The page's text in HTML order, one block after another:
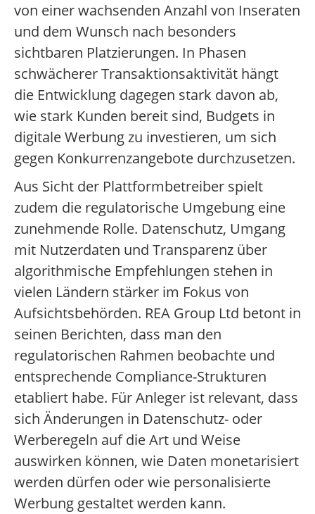
von einer wachsenden Anzahl von Inseraten
und dem Wunsch nach besonders
sichtbaren Platzierungen. In Phasen
schwächerer Transaktionsaktivität hängt
die Entwicklung dagegen stark davon ab,
wie stark Kunden bereit sind, Budgets in
digitale Werbung zu investieren, um sich
gegen Konkurrenzangebote durchzusetzen.
Aus Sicht der Plattformbetreiber spielt
zudem die regulatorische Umgebung eine
zunehmende Rolle. Datenschutz, Umgang
mit Nutzerdaten und Transparenz über
algorithmische Empfehlungen stehen in
vielen Ländern stärker im Fokus von
Aufsichtsbehörden. REA Group Ltd betont in
seinen Berichten, dass man den
regulatorischen Rahmen beobachte und
entsprechende Compliance-Strukturen
etabliert habe. Für Anleger ist relevant, dass
sich Änderungen in Datenschutz- oder
Werberegeln auf die Art und Weise
auswirken können, wie Daten monetarisiert
werden dürfen oder wie personalisierte
Werbung gestaltet werden kann.